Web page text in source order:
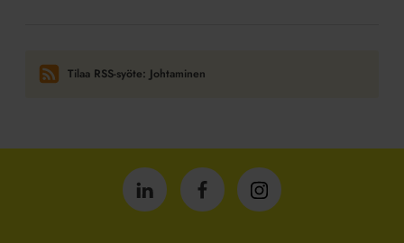
Tilaa RSS-syöte: Johtaminen
IsännöintiliittoIsännöintiliittoIsännöintiliitto